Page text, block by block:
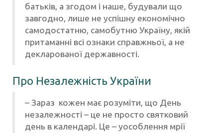
батьків, а згодом і наше, будували що
завгодно, лише не успішну економічно
самодостатню, самобутню Україну, якій
притаманні всі ознаки справжньої, а не
декларованої державності.
Про Незалежність України
– Зараз кожен має розуміти, що День
незалежності – це не просто святковий
день в календарі. Це – уособлення мрії